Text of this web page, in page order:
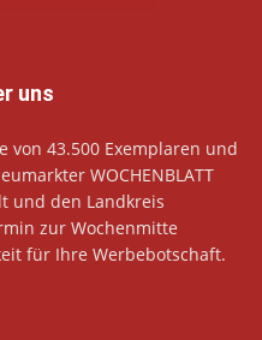
uns
von 43.500 Exemplaren und
WOCHENBLATT
und den Landkreis
zur Wochenmitte
für Ihre Werbebotschaft.